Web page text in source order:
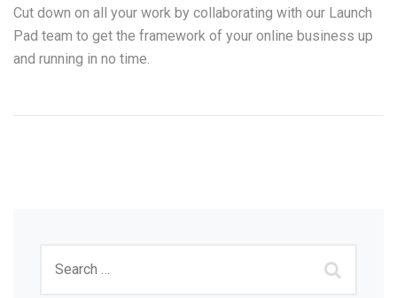
Cut down on all your work by collaborating with our Launch
Pad team to get the framework of your online business up
and running in no time.